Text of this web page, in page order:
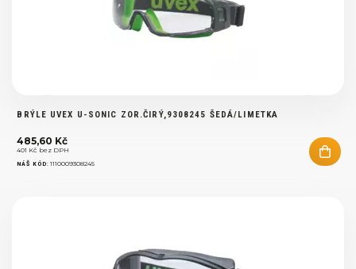
BRÝLE UVEX U-SONIC ZOR.ČIRÝ,9308245 ŠEDÁ/LIMETKA
485,60 Kč
401 Kč bez DPH
NÁŠ KÓD:1110009308245